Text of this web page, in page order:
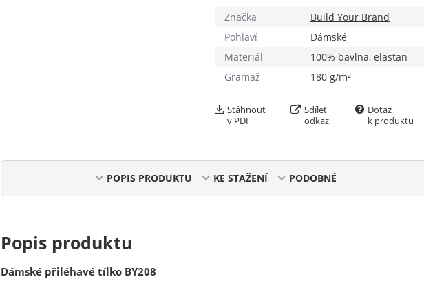
Značka
Build Your Brand
Pohlaví
Dámské
Materiál
100% bavlna, elastan
Gramáž
180 g/m²
Stáhnout
v PDF
Sdílet
odkaz
Dotaz
k produktu
POPIS PRODUKTU KE STAŽENÍ PODOBNÉ
Popis produktu
Dámské přiléhavé tílko BY208